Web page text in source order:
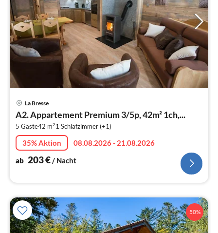
La Bresse
A2. Appartement Premium 3/5p, 42m² 1ch,...
5 Gäste42 m21 Schlafzimmer (+1)
35% Aktion
08.08.2026 - 21.08.2026
ab 203€/ Nacht
50%